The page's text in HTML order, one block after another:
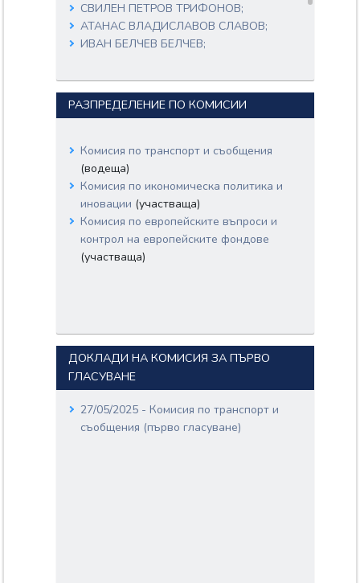
СВИЛЕН ПЕТРОВ ТРИФОНОВ;
АТАНАС ВЛАДИСЛАВОВ СЛАВОВ;
ИВАН БЕЛЧЕВ БЕЛЧЕВ;
ЛЕНА ЗДРАВКОВА БОРИСЛАВОВА;
СТОЮ ТЕОДОРОВ СТОЕВ;
РАЗПРЕДЕЛЕНИЕ ПО КОМИСИИ
Комисия по транспорт и съобщения
(водеща)
Комисия по икономическа политика и
иновации (участваща)
Комисия по европейските въпроси и
контрол на европейските фондове
(участваща)
ДОКЛАДИ НА КОМИСИЯ ЗА ПЪРВО
ГЛАСУВАНЕ
27/05/2025 - Комисия по транспорт и
съобщения (първо гласуване)